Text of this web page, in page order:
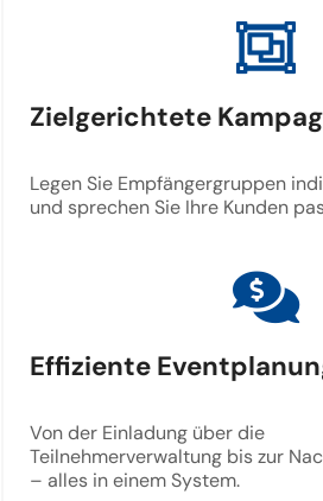
Zielgerichtete
Legen Sie Empfängergruppen
und sprechen Sie Ihre Kunden
Effiziente
Von der Einladung über die
Teilnehmerverwaltung bis zur
– alles in einem System.